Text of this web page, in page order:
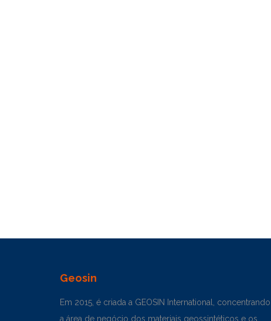
Geosin
Em 2015, é criada a GEOSIN International, concentrando
a área de negócio dos materiais geossintéticos e os